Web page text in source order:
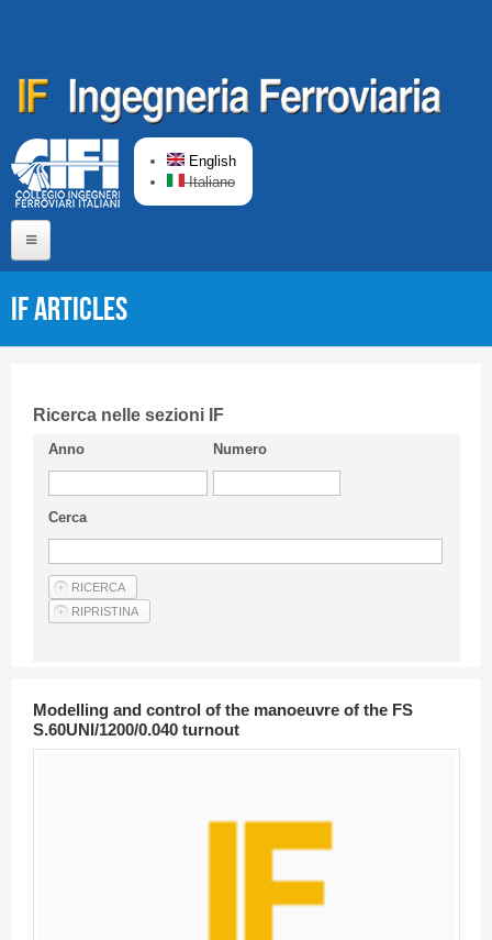
English
Italiano
Short presentation CIFI
Guideline
Privacy & Policy
Articles
IF articles
Ricerca nelle sezioni IF
Anno Numero
Cerca
Modelling and control of the manoeuvre of the FS
S.60UNI/1200/0.040 turnout